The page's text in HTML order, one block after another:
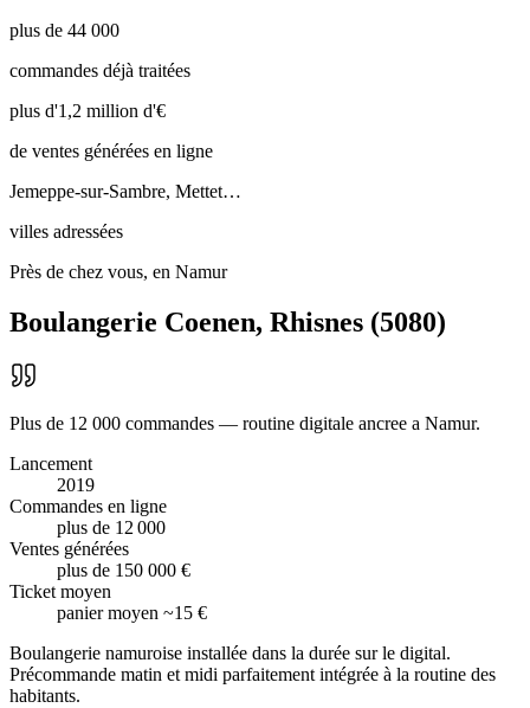
plus de 44 000
commandes déjà traitées
plus d'1,2 million d'€
de ventes générées en ligne
Jemeppe-sur-Sambre, Mettet…
villes adressées
Près de chez vous, en Namur
Boulangerie Coenen, Rhisnes (5080)
Plus de 12 000 commandes — routine digitale ancree a Namur.
Lancement
2019
Commandes en ligne
plus de 12 000
Ventes générées
plus de 150 000 €
Ticket moyen
panier moyen ~15 €
Boulangerie namuroise installée dans la durée sur le digital.
Précommande matin et midi parfaitement intégrée à la routine des
habitants.